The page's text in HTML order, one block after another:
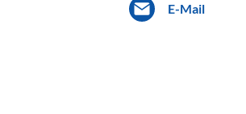
E-Mail